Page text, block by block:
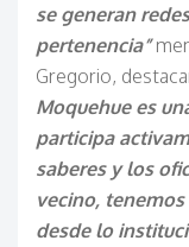
se generan
pertenencia”
Gregorio,
Moquehue es
participa
saberes y los
vecino,
desde lo